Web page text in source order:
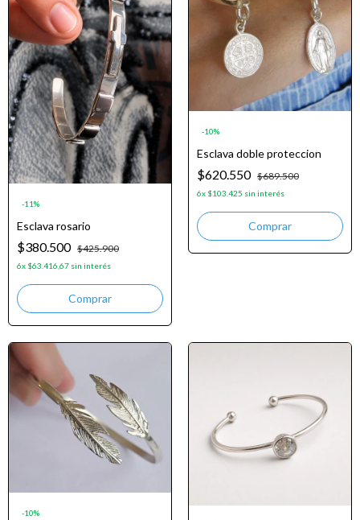
-11%
Esclava rosario
$380.500 $425.900
6x $63.416,67 sin interés
-10%
Esclava doble proteccion
$620.550 $689.500
6x $103.425 sin interés
-10%